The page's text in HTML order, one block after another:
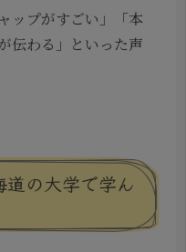
ップがすごい」「本
伝わる」といった声
の大学で学ん